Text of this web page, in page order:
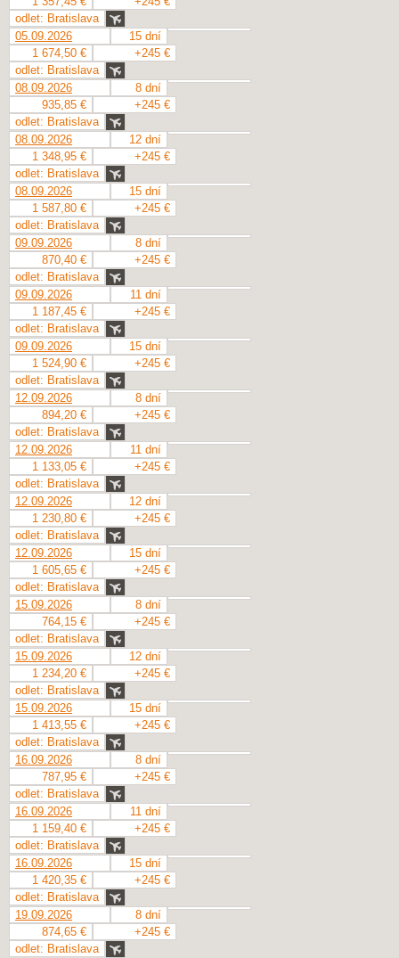
odlet: Bratislava
05.09.2026
15 dní
1 674,50 €
+245 €
odlet: Bratislava
08.09.2026
8 dní
935,85 €
+245 €
odlet: Bratislava
08.09.2026
12 dní
1 348,95 €
+245 €
odlet: Bratislava
08.09.2026
15 dní
1 587,80 €
+245 €
odlet: Bratislava
09.09.2026
8 dní
870,40 €
+245 €
odlet: Bratislava
09.09.2026
11 dní
1 187,45 €
+245 €
odlet: Bratislava
09.09.2026
15 dní
1 524,90 €
+245 €
odlet: Bratislava
12.09.2026
8 dní
894,20 €
+245 €
odlet: Bratislava
12.09.2026
11 dní
1 133,05 €
+245 €
odlet: Bratislava
12.09.2026
12 dní
1 230,80 €
+245 €
odlet: Bratislava
12.09.2026
15 dní
1 605,65 €
+245 €
odlet: Bratislava
15.09.2026
8 dní
764,15 €
+245 €
odlet: Bratislava
15.09.2026
12 dní
1 234,20 €
+245 €
odlet: Bratislava
15.09.2026
15 dní
1 413,55 €
+245 €
odlet: Bratislava
16.09.2026
8 dní
787,95 €
+245 €
odlet: Bratislava
16.09.2026
11 dní
1 159,40 €
+245 €
odlet: Bratislava
16.09.2026
15 dní
1 420,35 €
+245 €
odlet: Bratislava
19.09.2026
8 dní
874,65 €
+245 €
odlet: Bratislava